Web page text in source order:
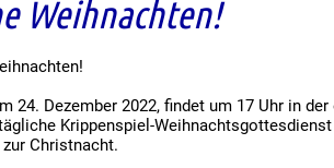
Weihnachten!
24. Dezember 2022, findet um 17 Uhr in
Krippenspiel-
Christnacht.